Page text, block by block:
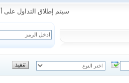
سيتم إطلاق التداول على